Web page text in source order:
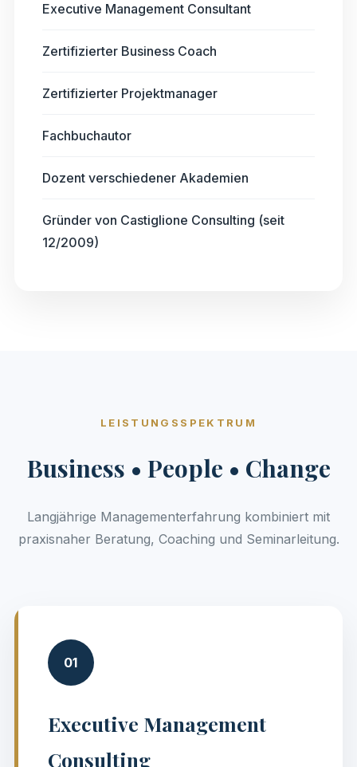
Executive Management Consultant
Zertifizierter Business Coach
Zertifizierter Projektmanager
Fachbuchautor
Dozent verschiedener Akademien
Gründer von Castiglione Consulting (seit
12/2009)
LEISTUNGSSPEKTRUM
Business • People • Change
Langjährige Managementerfahrung kombiniert mit
praxisnaher Beratung, Coaching und Seminarleitung.
01
Executive Management
Consulting